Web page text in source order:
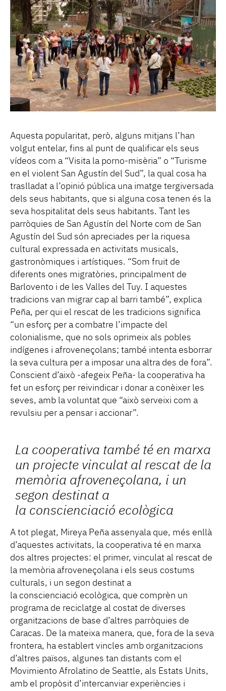
Aquesta popularitat, però, alguns mitjans l’han
volgut entelar, fins al punt de qualificar els seus
vídeos com a “Visita la porno-misèria” o “Turisme
en el violent San Agustín del Sud”, la qual cosa ha
traslladat a l’opinió pública una imatge tergiversada
dels seus habitants, que si alguna cosa tenen és la
seva hospitalitat dels seus habitants. Tant les
parròquies de San Agustín del Norte com de San
Agustín del Sud són apreciades per la riquesa
cultural expressada en activitats musicals,
gastronòmiques i artístiques. “Som fruit de
diferents ones migratòries, principalment de
Barlovento i de les Valles del Tuy. I aquestes
tradicions van migrar cap al barri també”, explica
Peña, per qui el rescat de les tradicions significa
“un esforç per a combatre l’impacte del
colonialisme, que no sols oprimeix als pobles
indígenes i afroveneçolans; també intenta esborrar
la seva cultura per a imposar una altra des de fora”.
Conscient d’això -afegeix Peña- la cooperativa ha
fet un esforç per reivindicar i donar a conèixer les
seves, amb la voluntat que “això serveixi com a
revulsiu per a pensar i accionar”.
La cooperativa també té en marxa
un projecte vinculat al rescat de la
memòria afroveneçolana, i un
segon destinat a
la conscienciació ecològica
A tot plegat, Mireya Peña assenyala que, més enllà
d’aquestes activitats, la cooperativa té en marxa
dos altres projectes: el primer, vinculat al rescat de
la memòria afroveneçolana i els seus costums
culturals, i un segon destinat a
la conscienciació ecològica, que comprèn un
programa de reciclatge al costat de diverses
organitzacions de base d’altres parròquies de
Caracas. De la mateixa manera, que, fora de la seva
frontera, ha establert vincles amb organitzacions
d’altres països, algunes tan distants com el
Movimiento Afrolatino de Seattle, als Estats Units,
amb el propòsit d’intercanviar experiències i